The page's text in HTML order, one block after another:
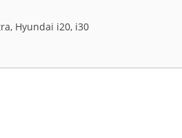
Hyundai i20, i30